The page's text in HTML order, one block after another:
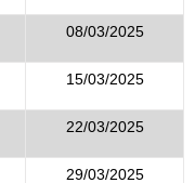
08/03/2025
15/03/2025
22/03/2025
29/03/2025